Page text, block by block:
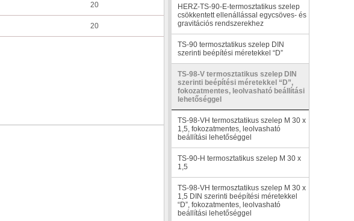
20
20
HERZ-TS-90-E-termosztatikus szelep
csökkentett ellenállással egycsöves- és
gravitációs rendszerekhez
TS-90 termosztatikus szelep DIN
szerinti beépítési méretekkel “D”
TS-98-V termosztatikus szelep DIN
szerinti beépítési méretekkel “D”,
fokozatmentes, leolvasható beállítási
lehetőséggel
TS-98-VH termosztatikus szelep M 30 x
1,5, fokozatmentes, leolvasható
beállítási lehetőséggel
TS-90-H termosztatikus szelep M 30 x
1,5
TS-98-VH termosztatikus szelep M 30 x
1,5 DIN szerinti beépítési méretekkel
“D”, fokozatmentes, leolvasható
beállítási lehetőséggel